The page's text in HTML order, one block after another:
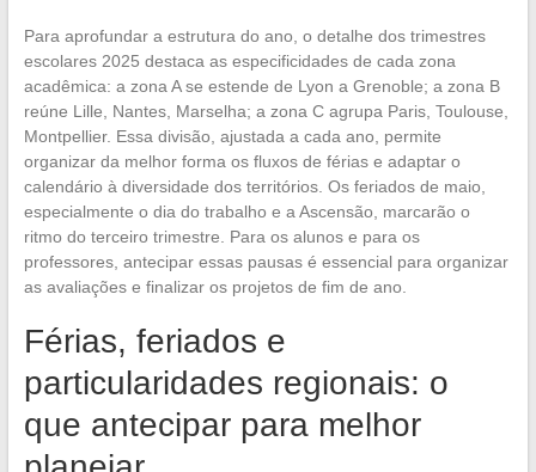
Para aprofundar a estrutura do ano, o detalhe dos trimestres
escolares 2025 destaca as especificidades de cada zona
acadêmica: a zona A se estende de Lyon a Grenoble; a zona B
reúne Lille, Nantes, Marselha; a zona C agrupa Paris, Toulouse,
Montpellier. Essa divisão, ajustada a cada ano, permite
organizar da melhor forma os fluxos de férias e adaptar o
calendário à diversidade dos territórios. Os feriados de maio,
especialmente o dia do trabalho e a Ascensão, marcarão o
ritmo do terceiro trimestre. Para os alunos e para os
professores, antecipar essas pausas é essencial para organizar
as avaliações e finalizar os projetos de fim de ano.
Férias, feriados e
particularidades regionais: o
que antecipar para melhor